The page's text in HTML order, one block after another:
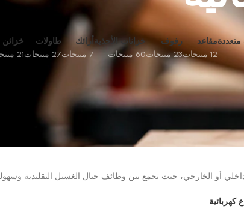
مقاعد
12 منتجات
رفوف
23 منتجات
خزانات الأحذية
60 منتجات
أرائك
7 منتجات
طاولات
27 منتجات
21 منتجات
أو الخارجي، حيث تجمع بين وظائف حبال الغسيل التقليدية
كهربائية